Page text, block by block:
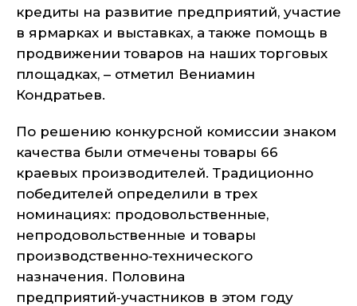
кредиты на развитие предприятий, участие
в ярмарках и выставках, а также помощь в
продвижении товаров на наших торговых
площадках, – отметил Вениамин
Кондратьев.
По решению конкурсной комиссии знаком
качества были отмечены товары 66
краевых производителей. Традиционно
победителей определили в трех
номинациях: продовольственные,
непродовольственные и товары
производственно‑технического
назначения. Половина
предприятий‑участников в этом году